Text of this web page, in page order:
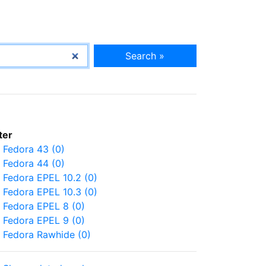
Search »
Fedora 43 (0)
Fedora 44 (0)
Fedora EPEL 10.2 (0)
Fedora EPEL 10.3 (0)
Fedora EPEL 8 (0)
Fedora EPEL 9 (0)
Fedora Rawhide (0)